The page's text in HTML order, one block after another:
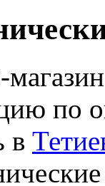
по
в